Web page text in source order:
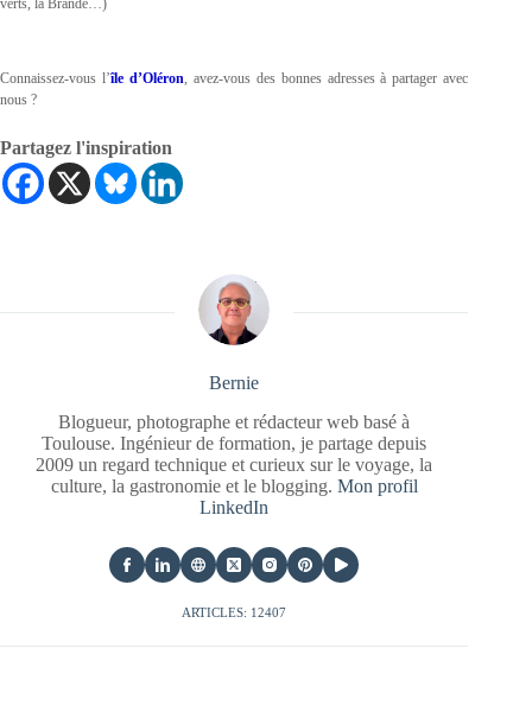
verts, la Brande…)
Connaissez-vous l’île d’Oléron, avez-vous des bonnes adresses à partager avec
nous ?
Partagez l'inspiration
Bernie
Blogueur, photographe et rédacteur web basé à
Toulouse. Ingénieur de formation, je partage depuis
2009 un regard technique et curieux sur le voyage, la
culture, la gastronomie et le blogging. Mon profil
LinkedIn
ARTICLES: 12407